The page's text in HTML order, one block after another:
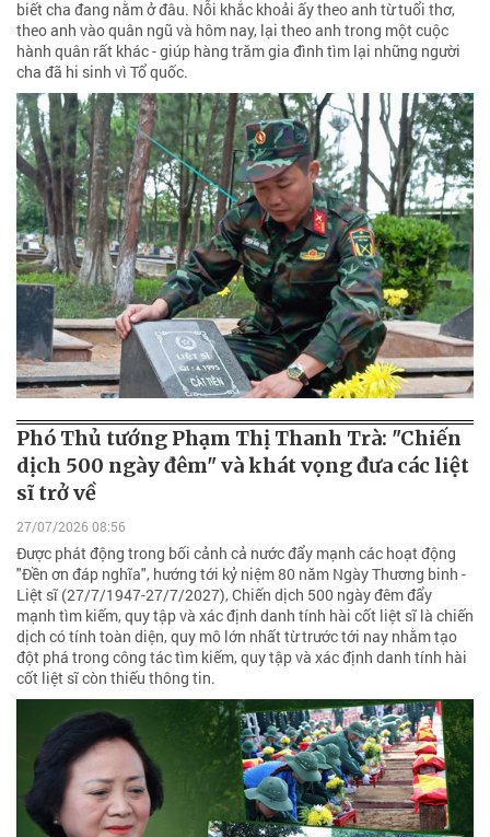
biết cha đang nằm ở đâu. Nỗi khắc khoải ấy theo anh từ tuổi thơ,
theo anh vào quân ngũ và hôm nay, lại theo anh trong một cuộc
hành quân rất khác - giúp hàng trăm gia đình tìm lại những người
cha đã hi sinh vì Tổ quốc.
Phó Thủ tướng Phạm Thị Thanh Trà: "Chiến
dịch 500 ngày đêm" và khát vọng đưa các liệt
sĩ trở về
27/07/2026 08:56
Được phát động trong bối cảnh cả nước đẩy mạnh các hoạt động
"Đền ơn đáp nghĩa", hướng tới kỷ niệm 80 năm Ngày Thương binh -
Liệt sĩ (27/7/1947-27/7/2027), Chiến dịch 500 ngày đêm đẩy
mạnh tìm kiếm, quy tập và xác định danh tính hài cốt liệt sĩ là chiến
dịch có tính toàn diện, quy mô lớn nhất từ trước tới nay nhằm tạo
đột phá trong công tác tìm kiếm, quy tập và xác định danh tính hài
cốt liệt sĩ còn thiếu thông tin.